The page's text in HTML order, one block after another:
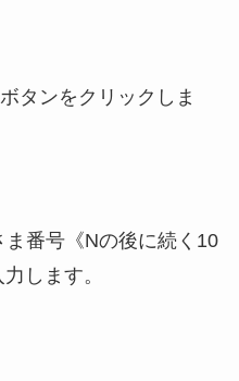
タンをクリックしま
ま番号《Nの後に続く10
します。